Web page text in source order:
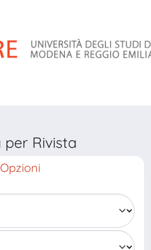
per Rivista
Opzioni